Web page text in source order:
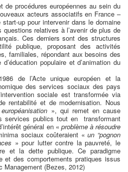
de procédures européennes au sein du
acteurs associatifs en France –
up pour intervenir dans le domaine
relatives à l’avenir de plus de
Ces derniers sont des structures
publique, proposant des activités
familiales, répondant aux besoins des
populaire et d’animation du
de l’Acte unique européen et la
des services sociaux des pays
sociale est transformée via
rentabilité et de modernisation. Nous
européanisation », qui remet en cause
services publics tout en transformant
général en « problème à résoudre
sociaux coûteraient «un “pognon
» pour lutter contre la pauvreté, le
et la dette publique. Ce paradigme
et des comportements pratiques issus
Management (Bezes, 2012)